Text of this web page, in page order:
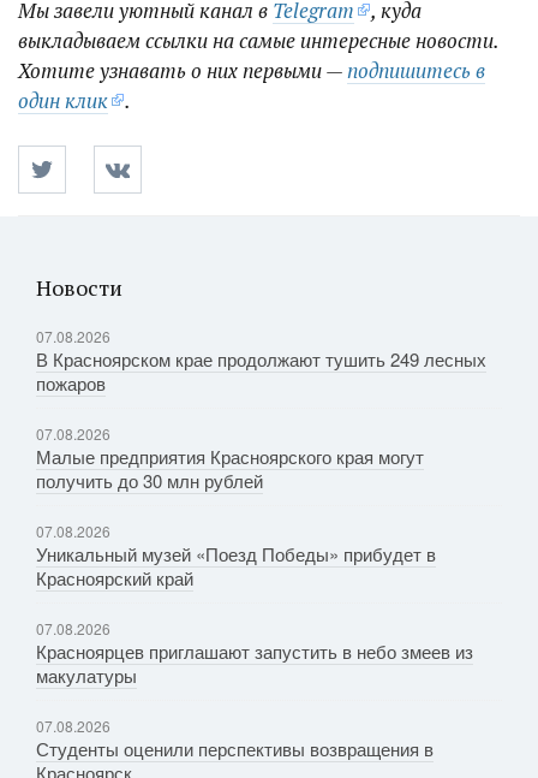
Мы завели уютный канал в Telegram
, куда
выкладываем ссылки на самые интересные новости.
Хотите узнавать о них первыми —подпишитесь в
один клик
.
Новости
07.08.2026
В Красноярском крае продолжают тушить 249 лесных
пожаров
07.08.2026
Малые предприятия Красноярского края могут
получить до 30 млн рублей
07.08.2026
Уникальный музей «Поезд Победы» прибудет в
Красноярский край
07.08.2026
Красноярцев приглашают запустить в небо змеев из
макулатуры
07.08.2026
Студенты оценили перспективы возвращения в
Красноярск